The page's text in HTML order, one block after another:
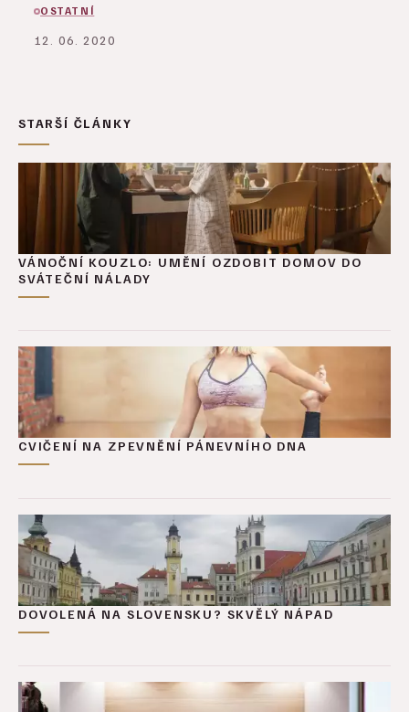
OSTATNÍ
12. 06. 2020
STARŠÍ ČLÁNKY
VÁNOČNÍ KOUZLO: UMĚNÍ OZDOBIT DOMOV DO
SVÁTEČNÍ NÁLADY
CVIČENÍ NA ZPEVNĚNÍ PÁNEVNÍHO DNA
DOVOLENÁ NA SLOVENSKU? SKVĚLÝ NÁPAD